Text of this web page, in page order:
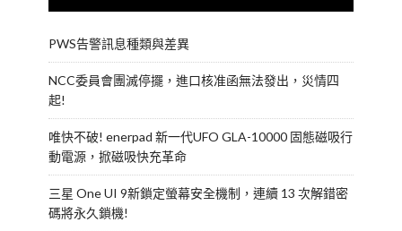
PWS告警訊息種類與差異
NCC委員會團滅停擺，進口核准函無法發出，災情四
起!
唯快不破! enerpad 新一代UFO GLA-10000 固態磁吸行
動電源，掀磁吸快充革命
三星 One UI 9新鎖定螢幕安全機制，連續 13 次解錯密
碼將永久鎖機!